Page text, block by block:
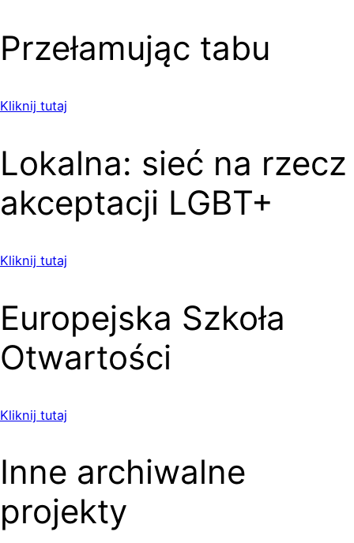
Przełamując tabu
Kliknij tutaj
Lokalna: sieć na rzecz
akceptacji LGBT+
Kliknij tutaj
Europejska Szkoła
Otwartości
Kliknij tutaj
Inne archiwalne
projekty